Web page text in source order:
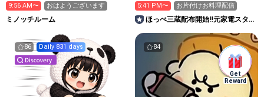
Get
Reward
9:56 AM〜 おはようございます
ミノッチルーム
5:41 PM〜 お片付けお料理配信
ほっぺ三蔵配布開始‼️元家電スタッ
86 Daily 831 days 84